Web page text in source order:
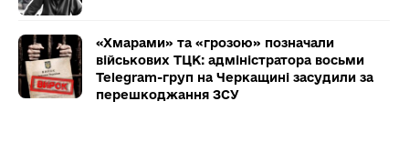
«Хмарами» та «грозою» позначали
військових ТЦК: адміністратора восьми
Telegram-груп на Черкащині засудили за
перешкоджання ЗСУ